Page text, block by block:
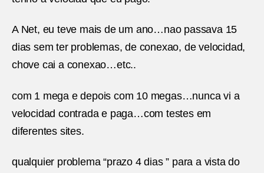
A Net, eu teve mais de um ano…nao passava 15
dias sem ter problemas, de conexao, de velocidad,
chove cai a conexao…etc..
com 1 mega e depois com 10 megas…nunca vi a
velocidad contrada e paga…com testes em
diferentes sites.
qualquier problema “prazo 4 dias ” para a vista do